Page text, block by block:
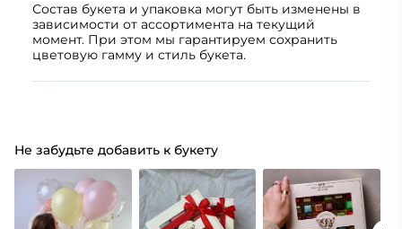
Состав букета и упаковка могут быть изменены в
зависимости от ассортимента на текущий
момент. При этом мы гарантируем сохранить
цветовую гамму и стиль букета.
Не забудьте добавить к букету